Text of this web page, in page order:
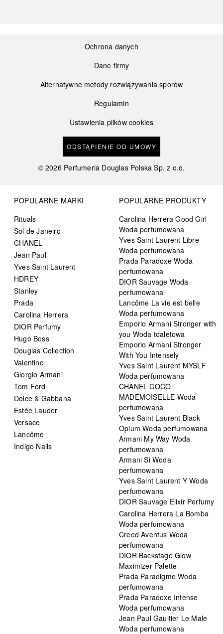
Ochrona danych
Dane firmy
Alternatywne metody rozwiązywania sporów
Regulamin
Ustawienia plików cookies
ODSTĄPIENIE OD UMOWY
©2026 Perfumeria Douglas Polska Sp. z o.o.
POPULARNE MARKI
Rituals
Sol de Janeiro
CHANEL
Jean Paul
Yves Saint Laurent
HDREY
Stanley
Prada
Carolina Herrera
DIOR Perfumy
Hugo Boss
Douglas Collection
Valentino
Giorgio Armani
Tom Ford
Dolce & Gabbana
Estée Lauder
Versace
Lancôme
Indigo Nails
POPULARNE PRODUKTY
Carolina Herrera Good Girl
Woda perfumowana
Yves Saint Laurent Libre
Woda perfumowana
Prada Paradoxe Woda
perfumowana
DIOR Sauvage Woda
perfumowana
Lancôme La vie est belle
Woda perfumowana
Emporio Armani Stronger with
you Woda toaletowa
Emporio Armani Stronger
With You Intensely
Yves Saint Laurent MYSLF
Woda perfumowana
CHANEL COCO
MADEMOISELLE Woda
perfumowana
Yves Saint Laurent Black
Opium Woda perfumowana
Armani My Way Woda
perfumowana
Armani Si Woda
perfumowana
Yves Saint Laurent Y Woda
perfumowana
DIOR Sauvage Elixir Perfumy
Carolina Herrera La Bomba
Woda perfumowana
Creed Aventus Woda
perfumowana
DIOR Backstage Glow
Maximizer Palette
Prada Paradigme Woda
perfumowana
Prada Paradoxe Intense
Woda perfumowana
Jean Paul Gaultier Le Male
Woda perfumowana